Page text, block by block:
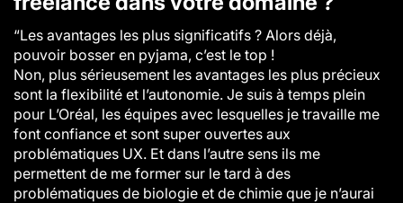
“Les avantages les plus significatifs ? Alors déjà,
pouvoir bosser en pyjama, c’est le top !
Non, plus sérieusement les avantages les plus précieux
sont la flexibilité et l’autonomie. Je suis à temps plein
pour L’Oréal, les équipes avec lesquelles je travaille me
font confiance et sont super ouvertes aux
problématiques UX. Et dans l’autre sens ils me
permettent de me former sur le tard à des
problématiques de biologie et de chimie que je n’aurai